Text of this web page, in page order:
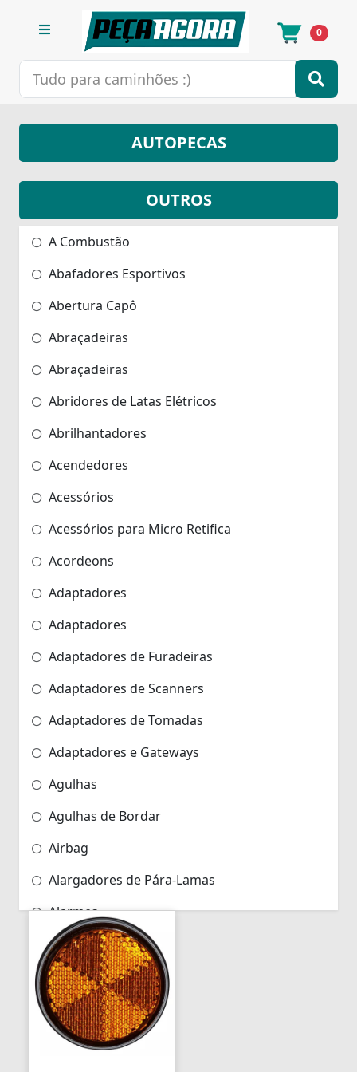
0
AUTOPECAS
OUTROS
A Combustão
Abafadores Esportivos
Abertura Capô
Abraçadeiras
Abraçadeiras
Abridores de Latas Elétricos
Abrilhantadores
Acendedores
Acessórios
Acessórios para Micro Retifica
Acordeons
Adaptadores
Adaptadores
Adaptadores de Furadeiras
Adaptadores de Scanners
Adaptadores de Tomadas
Adaptadores e Gateways
Agulhas
Agulhas de Bordar
Airbag
Alargadores de Pára-Lamas
Alarmes
Alarmes para Motos
Algemas
Algemas Policiais
Alicate Hidráulico